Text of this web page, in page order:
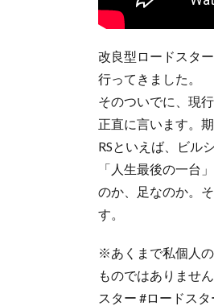
改良型ロードスタ
行ってきました。
そのついでに、現
正直に言います。
RSといえば、ビル
「人生最後の一台
のか、足なのか。
す。
※あくまで私個人
ものではありませ
スター #ロードスタ